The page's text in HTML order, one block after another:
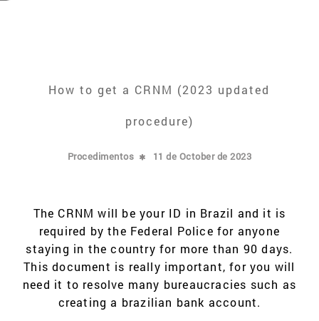
How to get a CRNM (2023 updated
procedure)
Procedimentos 11 de October de 2023
The CRNM will be your ID in Brazil and it is
required by the Federal Police for anyone
staying in the country for more than 90 days.
This document is really important, for you will
need it to resolve many bureaucracies such as
creating a brazilian bank account.